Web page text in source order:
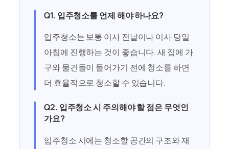
Q1. 입주청소를 언제 해야 하나요?
입주청소는 보통 이사 전날이나 이사 당일
아침에 진행하는 것이 좋습니다. 새 집에 가
구와 물건들이 들어가기 전에 청소를 하면
더 효율적으로 청소할 수 있습니다.
Q2. 입주청소 시 주의해야 할 점은 무엇인
가요?
입주청소 시에는 청소할 공간의 구조와 재